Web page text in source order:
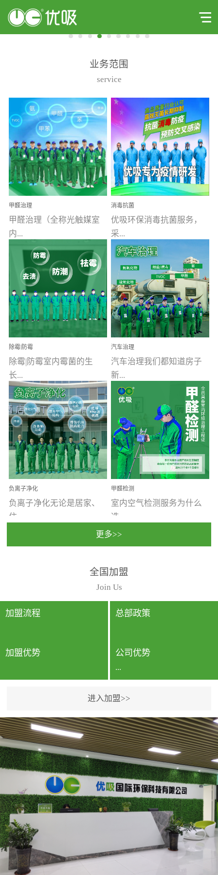
业务范围
service
甲醛治理
甲醛治理（全称光触媒室
内...
空气污染净化治理）工业
文明的进步，创造了多姿
多彩的家居产品和生活情
调，但也带来了以甲醛为
首的室内...
消毒抗菌
优吸环保消毒抗菌服务，
采...
用行业公认奥维牌消毒
液，具备杀死人体冠状病
毒的功效，杀菌率
99.99%。相对于传统消毒
液来说，无...
除霉|防霉
除霉|防霉室内霉菌的生
长...
受温度、湿度、基质养
分、通风四个条件影响，
温暖潮湿、营养物质多、
通风缓慢的空间最易滋生
大量霉菌的...
汽车治理
汽车治理我们都知道房子
新...
装修完会有甲醛，其实汽
车的甲醛超标问题更为严
重。汽车的空间范围小，
配件、皮具、装饰多，这
些都是汽...
负离子净化
负离子净化无论是居家、
住...
动，人类长时间停留的室
内空间都有整体消毒的需
要。因为空间内人流携带
的、空气...
甲醛检测
室内空气检测服务为什么
选...
行国家规定的标准检测方
法，空气采样量准确，检
测结果可靠，远胜于其他
检测...
更多>>
全国加盟
Join Us
加盟流程 总部政策
加盟优势 公司优势
...
专利保护优势、双甲资质
企业（“室内环境净化治理
甲级施工资质”“室内环境
污染治理资质等级证
书”）、拥有多名高级《环
境工程高级工程师》室内
空气治理资格认证的治理
人员、掌握室内空气净化
治理实用技术和五项专利
技术、八项计算机软件著
作权登记证书等。研发实
进入加盟>>